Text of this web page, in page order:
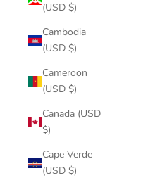
(USD $)
Cambodia
(USD $)
Cameroon
(USD $)
Canada (USD
$)
Cape Verde
(USD $)